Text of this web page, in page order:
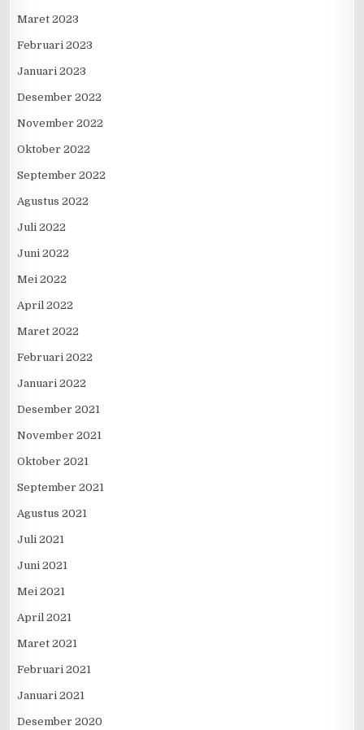
Maret 2023
Februari 2023
Januari 2023
Desember 2022
November 2022
Oktober 2022
September 2022
Agustus 2022
Juli 2022
Juni 2022
Mei 2022
April 2022
Maret 2022
Februari 2022
Januari 2022
Desember 2021
November 2021
Oktober 2021
September 2021
Agustus 2021
Juli 2021
Juni 2021
Mei 2021
April 2021
Maret 2021
Februari 2021
Januari 2021
Desember 2020